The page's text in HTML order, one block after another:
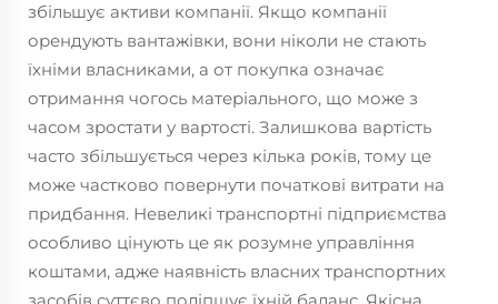
збільшує активи компанії. Якщо компанії
орендують вантажівки, вони ніколи не стають
їхніми власниками, а от покупка означає
отримання чогось матеріального, що може з
часом зростати у вартості. Залишкова вартість
часто збільшується через кілька років, тому це
може частково повернути початкові витрати на
придбання. Невеликі транспортні підприємства
особливо цінують це як розумне управління
коштами, адже наявність власних транспортних